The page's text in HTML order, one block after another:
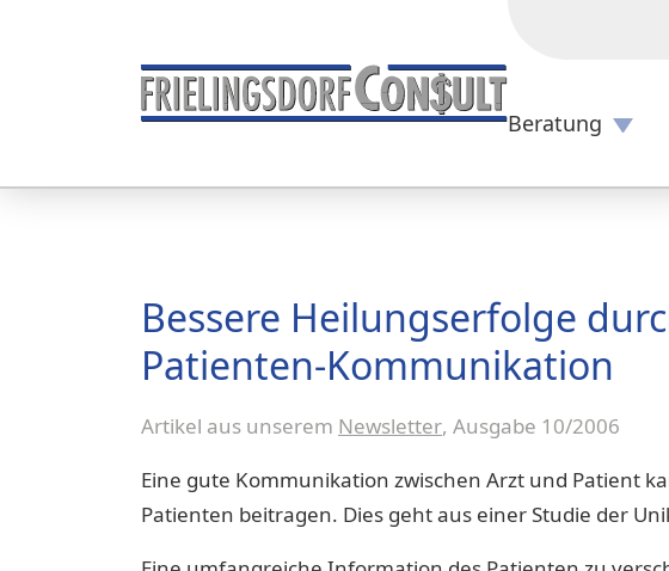
Beratung
Bessere Heilungserfolge
Patienten-Kommunikation
Artikel aus unserem Newsletter, Ausgabe 10/2006
Eine gute Kommunikation zwischen Arzt und Patient
Patienten beitragen. Dies geht aus einer Studie der